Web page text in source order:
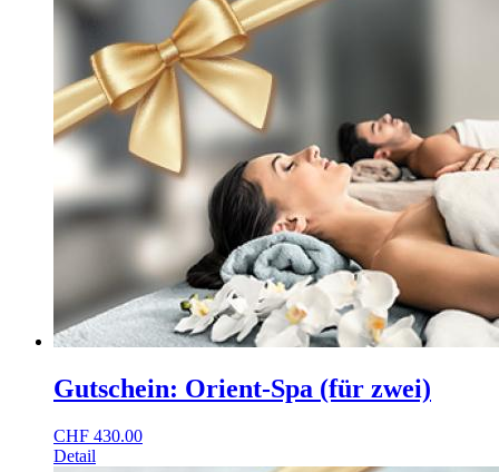
Gutschein: Orient-Spa (für zwei)
CHF 430.00
Detail